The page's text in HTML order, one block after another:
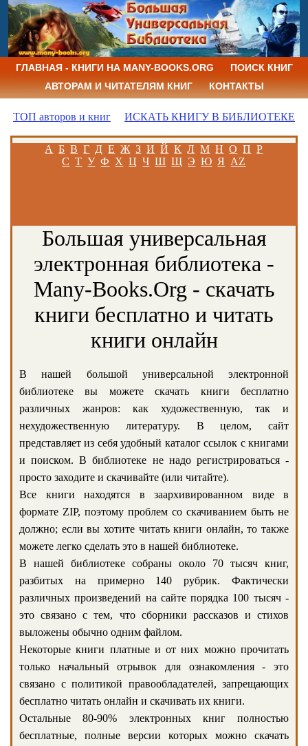
ГЛАВНАЯ - КНИГИ НА MANY-BOOKS.ORG
ПОИСК КНИГ
АВТОРАМ И ЧИТАТЕЛЯМ КНИГ
КОНТАКТЫ
ТОП авторов и книг ИСКАТЬ КНИГУ В БИБЛИОТЕКЕ
А Б В Г Д Е Ж З И Й К Л М Н О П Р
С Т У Ф Х Ц Ч Ш Щ Э Ю Я AZ
Большая универсальная
электронная библиотека -
Many-Books.Org - скачать
книги бесплатно и читать
книги онлайн
В нашей большой универсальной электронной
библиотеке вы можете скачать книги бесплатно
различных жанров: как художественную, так и
нехудожественную литературу. В целом, сайт
представляет из себя удобный каталог ссылок с книгами
и поиском. В библиотеке не надо регистрироваться -
просто заходите и скачивайте (или читайте).
Все книги находятся в заархивированном виде в
формате ZIP, поэтому проблем со скачиванием быть не
должно; если вы хотите читать книги онлайн, то также
можете легко сделать это в нашей библиотеке.
В нашей библиотеке собраны около 70 тысяч книг,
разбитых на примерно 140 рубрик. Фактически
различных произведений на сайте порядка 100 тысяч -
это связано с тем, что сборники рассказов и стихов
выложены обычно одним файлом.
Некоторые книги платные и от них можно прочитать
только начальный отрывок для ознакомления - это
связано с политикой правообладателей, запрещающих
бесплатно читать онлайн и скачивать их книги.
Остальные 80-90% электронных книг полностью
бесплатные, полные версии которых можно скачать